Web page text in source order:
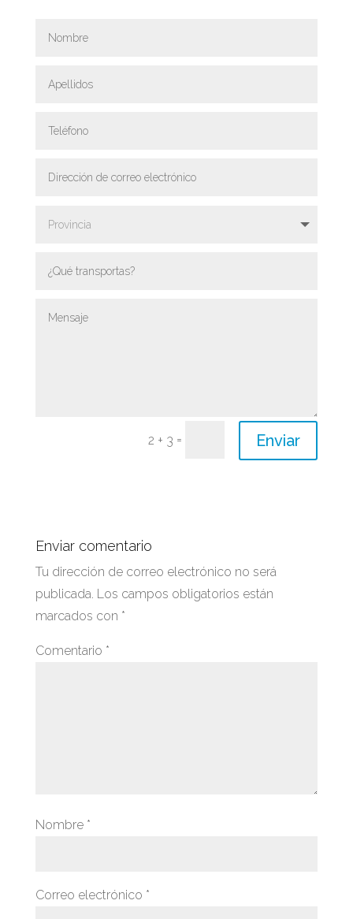
2 + 3 = Enviar
Enviar comentario
Tu dirección de correo electrónico no será
publicada. Los campos obligatorios están
marcados con *
Comentario *
Nombre *
Correo electrónico *